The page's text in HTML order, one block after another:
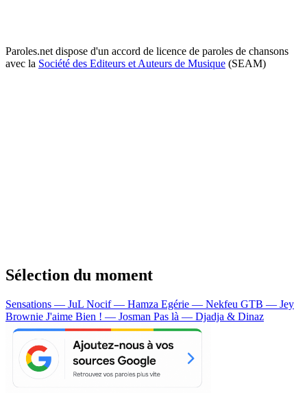
Paroles.net dispose d'un accord de licence de paroles de chansons
avec la Société des Editeurs et Auteurs de Musique (SEAM)
Sélection du moment
Sensations — JuL Nocif — Hamza Egérie — Nekfeu GTB — Jey
Brownie J'aime Bien ! — Josman Pas là — Djadja & Dinaz